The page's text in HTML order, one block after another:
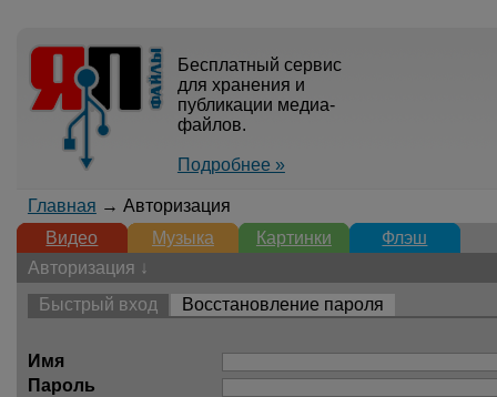
Бесплатный сервис
для хранения и
публикации медиа-
файлов.
Подробнее »
Главная → Авторизация
Видео
Музыка Картинки
Флэш
Авторизация ↓
Быстрый вход
Восстановление пароля
Имя
Пароль